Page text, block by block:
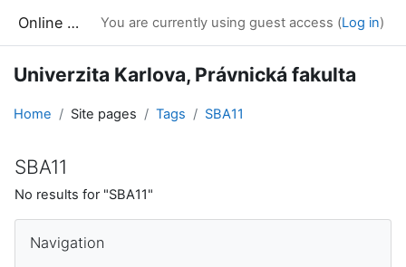
Online kurzy You are currently using guest access (Log in)
Univerzita Karlova, Právnická fakulta
Home Site pages Tags SBA11
SBA11
No results for "SBA11"
Blocks
Navigation